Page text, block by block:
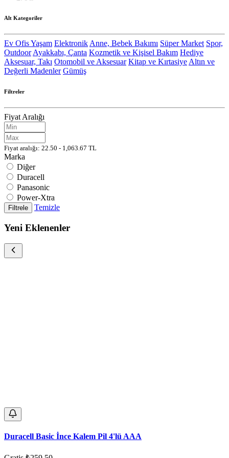
Alt Kategoriler
Ev Ofis Yaşam Elektronik Anne, Bebek Bakımı Süper Market Spor,
Outdoor Ayakkabı, Çanta Kozmetik ve Kişisel Bakım Hediye
Aksesuar, Takı Otomobil ve Aksesuar Kitap ve Kırtasiye Altın ve
Değerli Madenler Gümüş
Filtreler
Fiyat Aralığı
Fiyat aralığı: 22.50 - 1,063.67 TL
Marka
Diğer
Duracell
Panasonic
Power-Xtra
Filtrele Temizle
Yeni Eklenenler
Duracell Basic İnce Kalem Pil 4'lü AAA